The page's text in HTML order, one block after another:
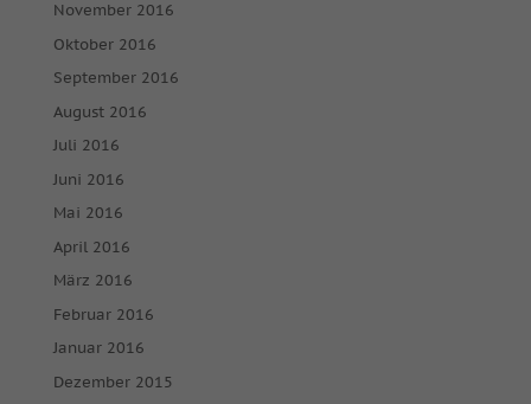
November 2016
Oktober 2016
September 2016
August 2016
Juli 2016
Juni 2016
Mai 2016
April 2016
März 2016
Februar 2016
Januar 2016
Dezember 2015
Alle akzeptieren
Datenschutzeinstellungen
Essenzielle Cookies ermöglichen grundlegende Funktionen und
sind für die einwandfreie Funktion der Website erforderlich.
Marketing (2)